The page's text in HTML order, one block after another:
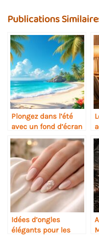
Publications
Plongez dans l’été
avec un fond d’écran
tropical enchanteur
Idées d’ongles
élégants pour les